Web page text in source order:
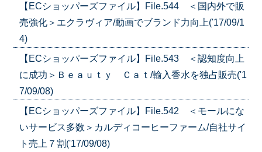
【ECショッパーズファイル】File.544 ＜国内外で販
売強化＞エクラヴィア/動画でブランド力向上('17/09/1
4)
【ECショッパーズファイル】File.543 ＜認知度向上
に成功＞Ｂｅａｕｔｙ Ｃａｔ/輸入香水を独占販売('1
7/09/08)
【ECショッパーズファイル】File.542 ＜モールにな
いサービス多数＞カルディコーヒーファーム/自社サイ
ト売上７割('17/09/08)